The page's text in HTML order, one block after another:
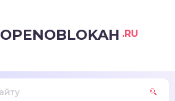
OPENOBLOKAH .RU